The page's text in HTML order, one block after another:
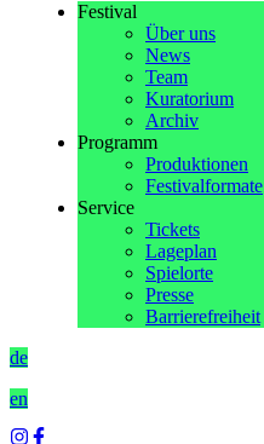
Festival
Über uns
News
Team
Kuratorium
Archiv
Programm
Produktionen
Festivalformate
Service
Tickets
Lageplan
Spielorte
Presse
Barrierefreiheit
de
en